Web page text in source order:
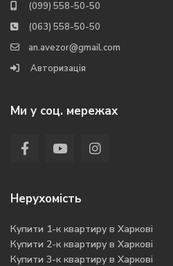
(099) 558-50-50
(063) 558-50-50
an.avezor@gmail.com
Авторизація
Ми у соц. мережах
Нерухомість
Купити 1-к квартиру в Харкові
Купити 2-к квартиру в Харкові
Купити 3-к квартиру в Харкові